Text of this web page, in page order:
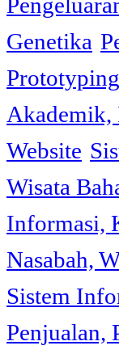
Genetika
Akademik,
Website
Wisata
Informasi,
Nasabah,
Sistem
Penjualan,